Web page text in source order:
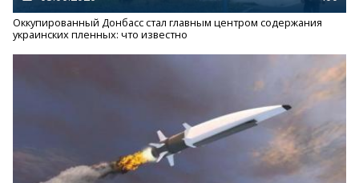
Оккупированный Донбасс стал главным центром содержания
украинских пленных: что известно